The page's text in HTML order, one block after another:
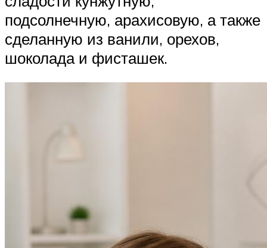
подсолнечную, арахисовую, а также
сделанную из ванили, орехов,
шоколада и фисташек.